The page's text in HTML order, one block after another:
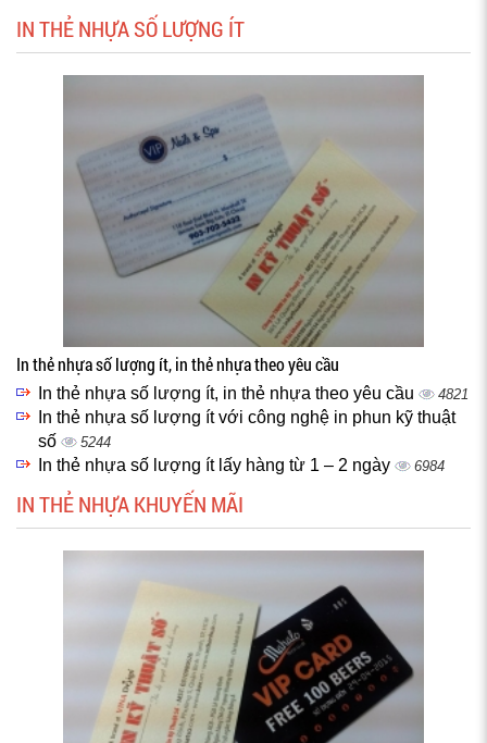
IN THẺ NHỰA SỐ LƯỢNG ÍT
In thẻ nhựa số lượng ít, in thẻ nhựa theo yêu cầu
In thẻ nhựa số lượng ít, in thẻ nhựa theo yêu cầu 4821
In thẻ nhựa số lượng ít với công nghệ in phun kỹ thuật
số
5244
In thẻ nhựa số lượng ít lấy hàng từ 1 – 2 ngày 6984
IN THẺ NHỰA KHUYẾN MÃI